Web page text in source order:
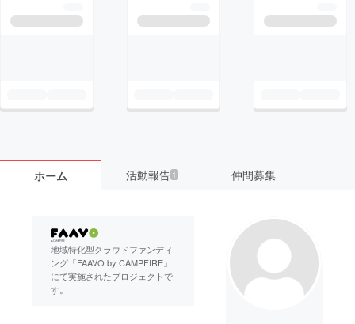
ホーム 活動報告 1 仲間募集
地域特化型クラウドファンディ
ング「FAAVO by CAMPFIRE」
にて実施されたプロジェクトで
す。